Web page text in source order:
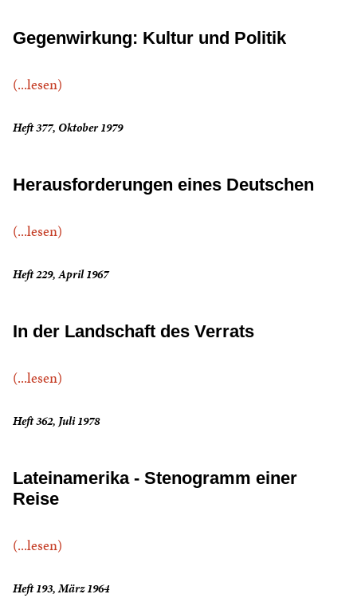
Gegenwirkung: Kultur und Politik
(...lesen)
Heft 377, Oktober 1979
Herausforderungen eines Deutschen
(...lesen)
Heft 229, April 1967
In der Landschaft des Verrats
(...lesen)
Heft 362, Juli 1978
Lateinamerika - Stenogramm einer
Reise
(...lesen)
Heft 193, März 1964